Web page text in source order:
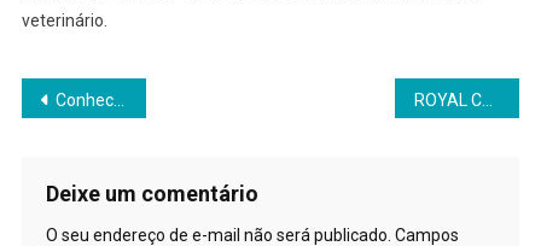
veterinário.
Navegação
Post
Conhecemos o Hotel Fazenda das Palmeiras em Brotas
Deixe um comentário
O seu endereço de e-mail não será publicado. Campos